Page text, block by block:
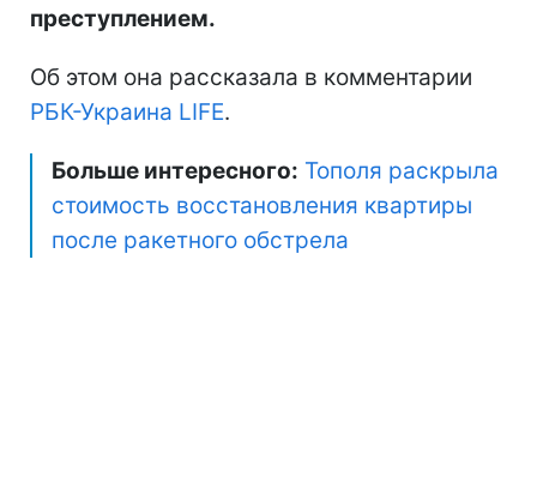
преступлением.
Об этом она рассказала в комментарии
РБК-Украина LIFE.
Больше интересного: Тополя раскрыла
стоимость восстановления квартиры
после ракетного обстрела